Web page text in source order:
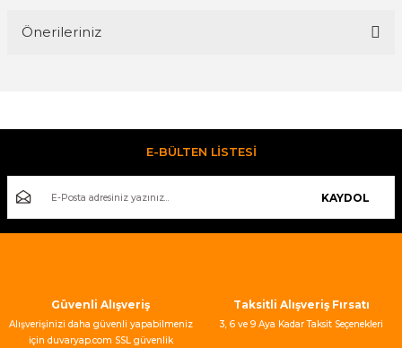
Önerileriniz
Görüş ve önerileriniz için teşekkür ederiz.
Ürün resmi kalitesiz, bozuk veya görüntülenemiyor.
Ürün açıklamasında eksik bilgiler bulunuyor.
Ürün bilgilerinde hatalar bulunuyor.
E-BÜLTEN LİSTESİ
KAYDOL
Güvenli Alışveriş
Alışverişinizi daha güvenli yapabilmeniz
için duvaryap.com SSL güvenlik
Taksitli Alışveriş Fırsatı
3, 6 ve 9 Aya Kadar Taksit Seçenekleri